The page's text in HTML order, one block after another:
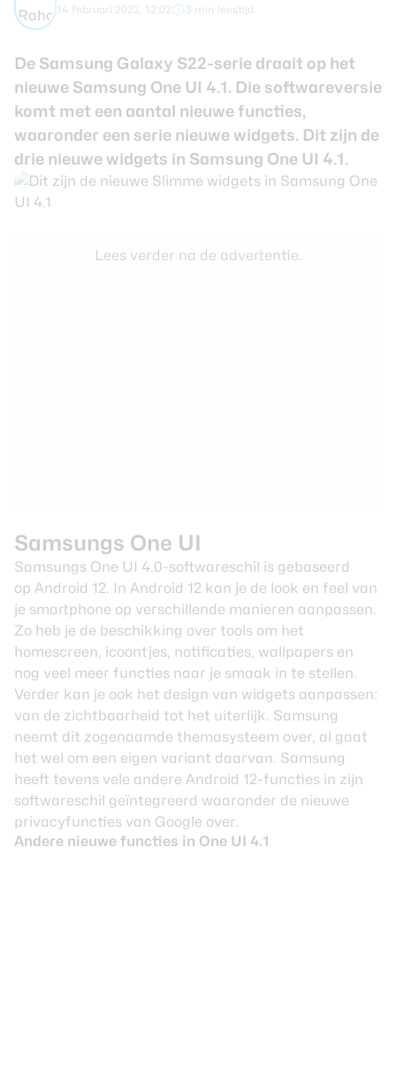
14 februari 2022, 12:02 3 min leestijd
De Samsung Galaxy S22-serie draait op het
nieuwe Samsung One UI 4.1. Die softwareversie
komt met een aantal nieuwe functies,
waaronder een serie nieuwe widgets. Dit zijn de
drie nieuwe widgets in Samsung One UI 4.1.
Lees verder na de advertentie.
Samsungs One UI
Samsungs One UI 4.0-softwareschil is gebaseerd
op Android 12. In Android 12 kan je de look en feel van
je smartphone op verschillende manieren aanpassen.
Zo heb je de beschikking over tools om het
homescreen, icoontjes, notificaties, wallpapers en
nog veel meer functies naar je smaak in te stellen.
Verder kan je ook het design van widgets aanpassen:
van de zichtbaarheid tot het uiterlijk. Samsung
neemt dit zogenaamde themasysteem over, al gaat
het wel om een eigen variant daarvan. Samsung
heeft tevens vele andere Android 12-functies in zijn
softwareschil geïntegreerd waaronder de nieuwe
privacyfuncties van Google over.
Andere nieuwe functies in One UI 4.1